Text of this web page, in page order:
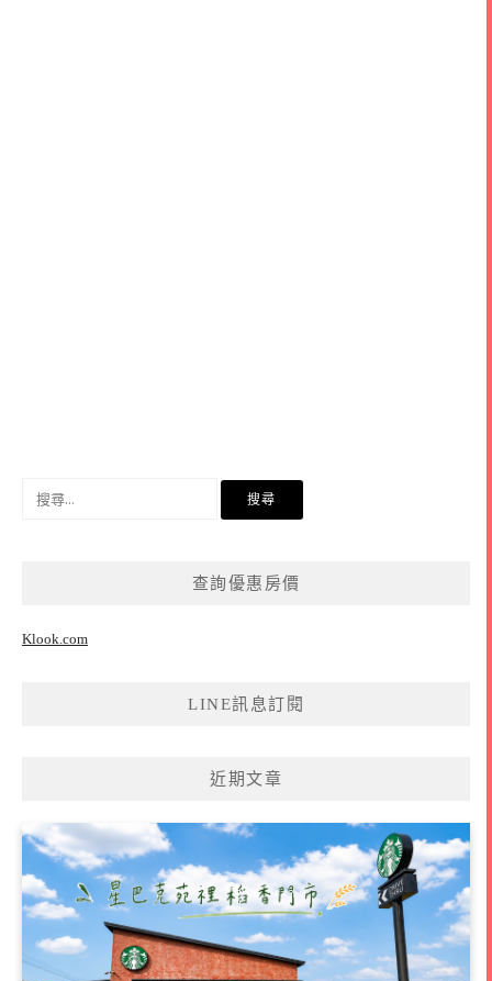
查詢優惠房價
Klook.com
LINE訊息訂閱
近期文章